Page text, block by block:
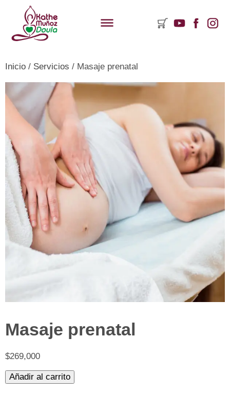
Inicio / Servicios / Masaje prenatal
Masaje prenatal
$269,000
Masaje
prenatal
Añadir al carrito